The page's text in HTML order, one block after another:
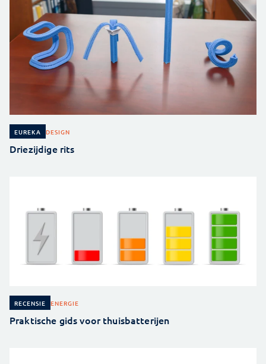
EUREKA DESIGN
Driezijdige rits
RECENSIE ENERGIE
Praktische gids voor thuisbatterijen